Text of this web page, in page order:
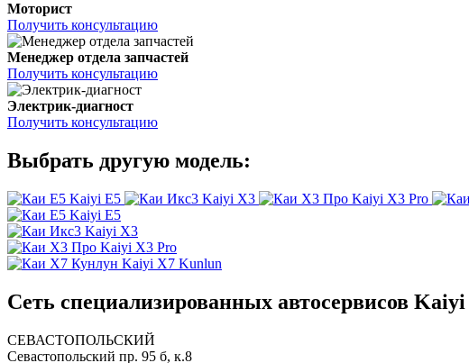
Моторист
Получить консультацию
Менеджер отдела запчастей
Получить консультацию
Электрик-диагност
Получить консультацию
Выбрать другую модель:
Kaiyi E5 Kaiyi X3 Kaiyi X3 Pro
Kaiyi E5
Kaiyi X3
Kaiyi X3 Pro
Kaiyi X7 Kunlun
Сеть специализированных автосервисов
СЕВАСТОПОЛЬСКИЙ
Севастопольский пр. 95 б, к.8